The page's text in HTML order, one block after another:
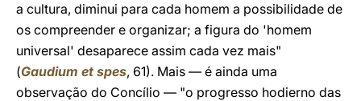
a cultura, diminui para cada homem a possibilidade de
os compreender e organizar; a figura do 'homem
universal' desaparece assim cada vez mais"
(Gaudium et spes, 61). Mais — é ainda uma
observação do Concílio — "o progresso hodierno das